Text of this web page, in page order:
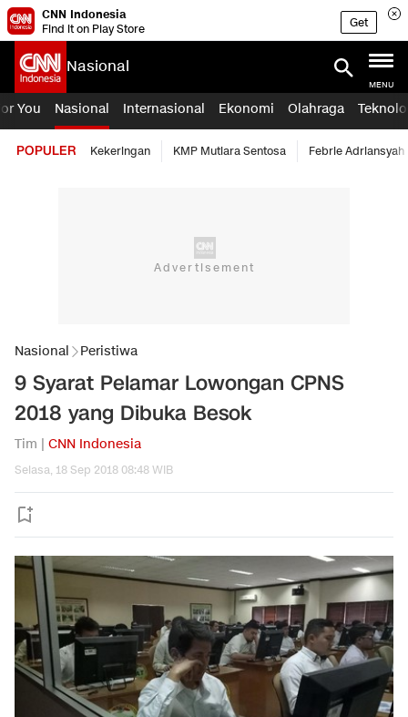
CNN Indonesia
Find it on Play Store
Get
Nasional
MENU
You Nasional Internasional Ekonomi Olahraga
POPULER Kekeringan KMP Mutiara Sentosa Febrie Adriansyah
Nasional Peristiwa
9 Syarat Pelamar Lowongan CPNS
2018 yang Dibuka Besok
Tim | CNN Indonesia
Selasa, 18 Sep 2018 08:48 WIB